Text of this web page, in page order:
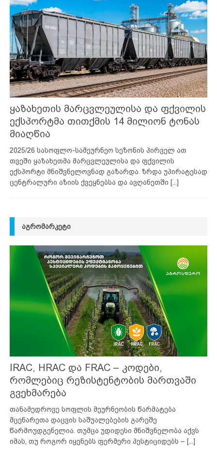
ყაზახეთის მარცვლეულისა და ფქვილის
ექსპორტმა თითქმის 14 მილიონ ტონას
მიაღწია
2025/26 სასოფლო-სამეურნეო სეზონის პირველ ათ
თვეში ყაზახეთმა მარცვლეულისა და ფქვილის
ექსპორტი მნიშვნელოვნად გაზარდა. ზრდა უპირატესად
ცენტრალური აზიის ქვეყნებსა და ავღანეთში [...]
ᲐᲒᲠᲝᲛᲐᲠᲙᲔᲢᲘ
IRAC, HRAC და FRAC – კოდები,
რომლებიც რეზისტენტობის მართვაში
გვეხმარება
თანამედროვე სოფლის მეურნეობის წარმატება
მცენარეთა დაცვის საშუალებების გარეშე
წარმოუდგენელია. თუმცა უდიდესი მნიშვნელობა აქვს
იმას, თუ როგორ იყენებს ფერმერი პესტიციდებს – [...]